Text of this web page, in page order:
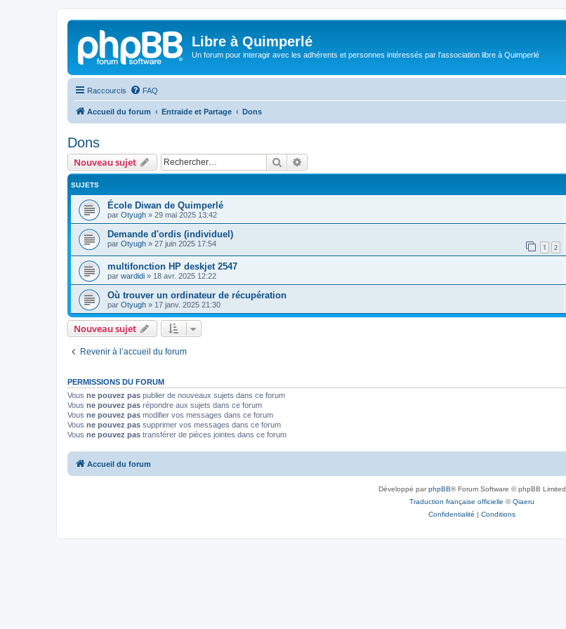
Libre à Quimperlé
Un forum pour interagir avec les adhérents et personnes intéressés par l'association libre à Quimperlé
Raccourcis FAQ
Accueil du forum Entraide et Partage Dons
Dons
Nouveau sujet Rechercher
SUJETS
École Diwan de Quimperlé
par Otyugh » 29 mai 2025 13:42
Demande d'ordis (individuel)
par Otyugh » 27 juin 2025 17:54 1 2
multifonction HP deskjet 2547
par wardidi » 18 avr. 2025 12:22
Où trouver un ordinateur de récupération
par Otyugh » 17 janv. 2025 21:30
Nouveau sujet
Revenir à l’accueil du forum
PERMISSIONS DU FORUM
Vous ne pouvez pas publier de nouveaux sujets dans ce forum
Vous ne pouvez pas répondre aux sujets dans ce forum
Vous ne pouvez pas modifier vos messages dans ce forum
Vous ne pouvez pas supprimer vos messages dans ce forum
Vous ne pouvez pas transférer de pièces jointes dans ce forum
Accueil du forum
Développé parphpBB® Forum Software © phpBB Limited
Traduction française officielle ©Qiaeru
Confidentialité | Conditions